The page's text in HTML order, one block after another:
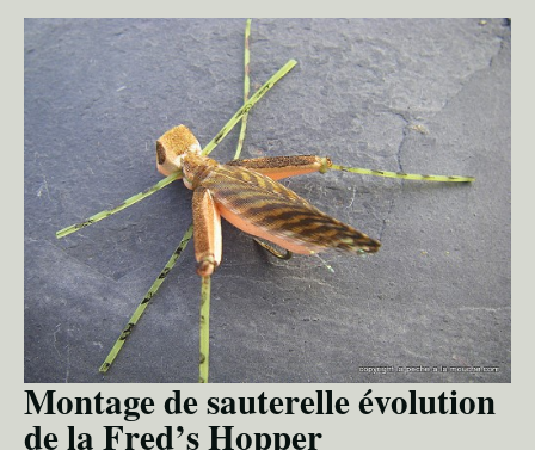
Montage de sauterelle évolution
de la Fred’s Hopper